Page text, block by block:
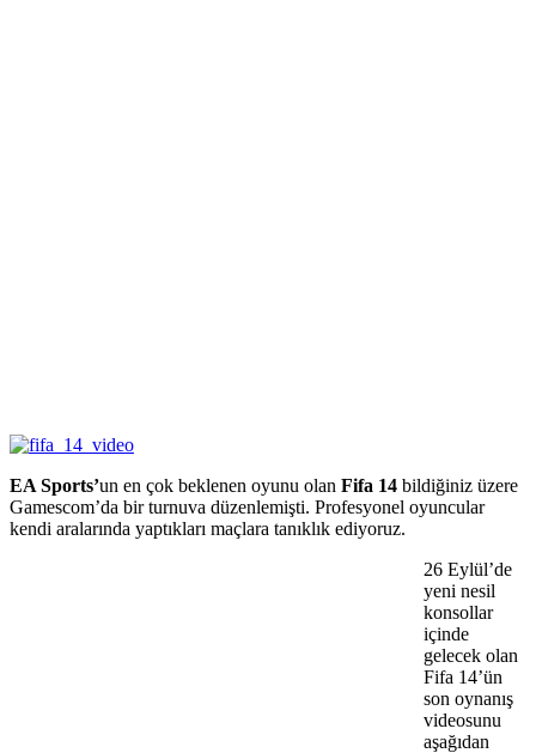
EA Sports’un en çok beklenen oyunu olan Fifa 14 bildiğiniz üzere
Gamescom’da bir turnuva düzenlemişti. Profesyonel oyuncular
kendi aralarında yaptıkları maçlara tanıklık ediyoruz.
26 Eylül’de
yeni nesil
konsollar
içinde
gelecek olan
Fifa 14’ün
son oynanış
videosunu
aşağıdan